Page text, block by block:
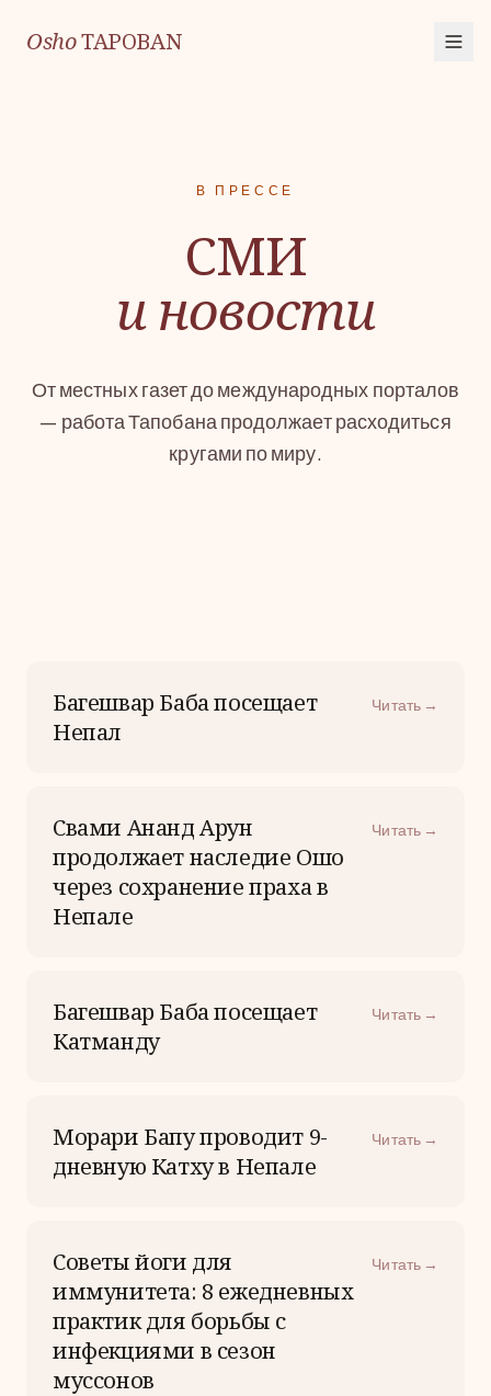
OshoTAPOBAN
В ПРЕССЕ
СМИ
и новости
От местных газет до международных порталов
— работа Тапобана продолжает расходиться
кругами по миру.
Багешвар Баба посещает
Непал
Читать →
Свами Ананд Арун
продолжает наследие Ошо
через сохранение праха в
Непале
Читать →
Багешвар Баба посещает
Катманду
Читать →
Морари Бапу проводит 9-
дневную Катху в Непале
Читать →
Советы йоги для
иммунитета: 8 ежедневных
практик для борьбы с
инфекциями в сезон
муссонов
Читать →